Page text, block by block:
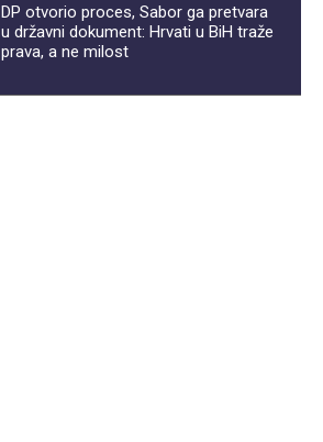
DP otvorio proces, Sabor ga pretvara
u državni dokument: Hrvati u BiH traže
prava, a ne milost